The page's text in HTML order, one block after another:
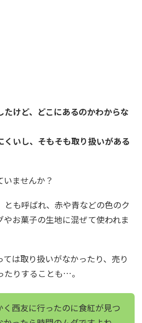
たけど、どこにあるのかわからな
くいし、そもそも取り扱いがある
ませんか？
とも呼ばれ、赤や青などの色のク
やお菓子の生地に混ぜて使われま
ては取り扱いがなかったり、売り
たりすることも…。
く西友に行ったのに食紅が見つ